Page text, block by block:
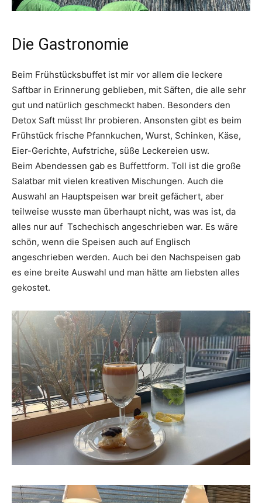
Die Gastronomie
Beim Frühstücksbuffet ist mir vor allem die leckere
Saftbar in Erinnerung geblieben, mit Säften, die alle sehr
gut und natürlich geschmeckt haben. Besonders den
Detox Saft müsst Ihr probieren. Ansonsten gibt es beim
Frühstück frische Pfannkuchen, Wurst, Schinken, Käse,
Eier-Gerichte, Aufstriche, süße Leckereien usw.
Beim Abendessen gab es Buffettform. Toll ist die große
Salatbar mit vielen kreativen Mischungen. Auch die
Auswahl an Hauptspeisen war breit gefächert, aber
teilweise wusste man überhaupt nicht, was was ist, da
alles nur auf Tschechisch angeschrieben war. Es wäre
schön, wenn die Speisen auch auf Englisch
angeschrieben werden. Auch bei den Nachspeisen gab
es eine breite Auswahl und man hätte am liebsten alles
gekostet.